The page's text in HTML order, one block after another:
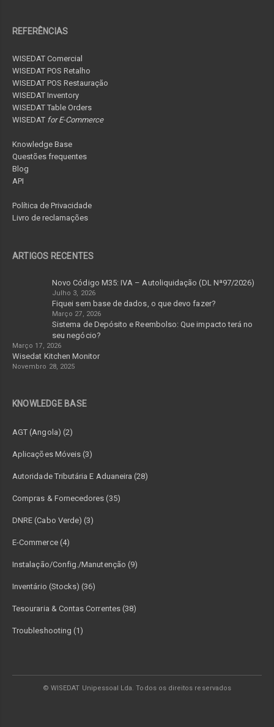
REFERÊNCIAS
WISEDAT Comercial
WISEDAT POS Retalho
WISEDAT POS Restauração
WISEDAT Inventory
WISEDAT Table Orders
WISEDAT for E-Commerce
Knowledge Base
Questões frequentes
Blog
API
Política de Privacidade
Livro de reclamações
ARTIGOS RECENTES
Novo Código M35: IVA – Autoliquidação (DL Nª97/2026)
Julho 3, 2026
Fiquei sem base de dados, o que devo fazer?
Março 27, 2026
Sistema de Depósito e Reembolso: Que impacto terá no
seu negócio?
Março 17, 2026
Wisedat Kitchen Monitor
Novembro 28, 2025
KNOWLEDGE BASE
AGT (Angola) (2)
Aplicações Móveis (3)
Autoridade Tributária E Aduaneira (28)
Compras & Fornecedores (35)
DNRE (Cabo Verde) (3)
E-Commerce (4)
Instalação/Config./Manutenção (9)
Inventário (Stocks) (36)
Tesouraria & Contas Correntes (38)
Troubleshooting (1)
© WISEDAT Unipessoal Lda. Todos os direitos reservados